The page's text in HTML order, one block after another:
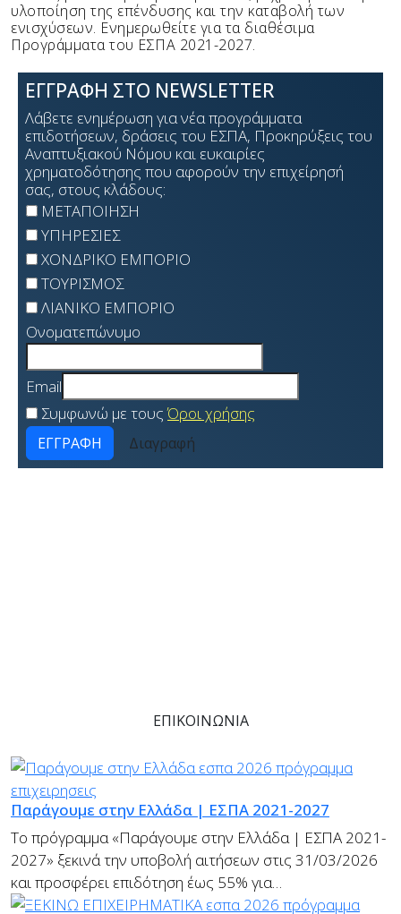
υλοποίηση της επένδυσης και την καταβολή των
ενισχύσεων. Ενημερωθείτε για τα διαθέσιμα
Προγράμματα του ΕΣΠΑ 2021-2027.
ΕΓΓΡΑΦΗ ΣΤΟ NEWSLETTER
Λάβετε ενημέρωση για νέα προγράμματα
επιδοτήσεων, δράσεις του ΕΣΠΑ, Προκηρύξεις του
Αναπτυξιακού Νόμου και ευκαιρίες
χρηματοδότησης που αφορούν την επιχείρησή
σας, στους κλάδους:
ΜΕΤΑΠΟΙΗΣΗ
ΥΠΗΡΕΣΙΕΣ
ΧΟΝΔΡΙΚΟ ΕΜΠΟΡΙΟ
ΤΟΥΡΙΣΜΟΣ
ΛΙΑΝΙΚΟ ΕΜΠΟΡΙΟ
Ονοματεπώνυμο
Email
Συμφωνώ με τουςΌροι χρήσης
ΕΓΓΡΑΦΗ Διαγραφή
ΕΠΙΚΟΙΝΩΝΙΑ
Παράγουμε στην Ελλάδα | ΕΣΠΑ 2021-2027
Το πρόγραμμα «Παράγουμε στην Ελλάδα | ΕΣΠΑ 2021-
2027» ξεκινά την υποβολή αιτήσεων στις 31/03/2026
και προσφέρει επιδότηση έως 55% για…